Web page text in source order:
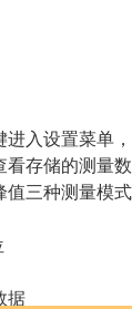
入设置菜单
看存储的测量
值三种测量模式
据